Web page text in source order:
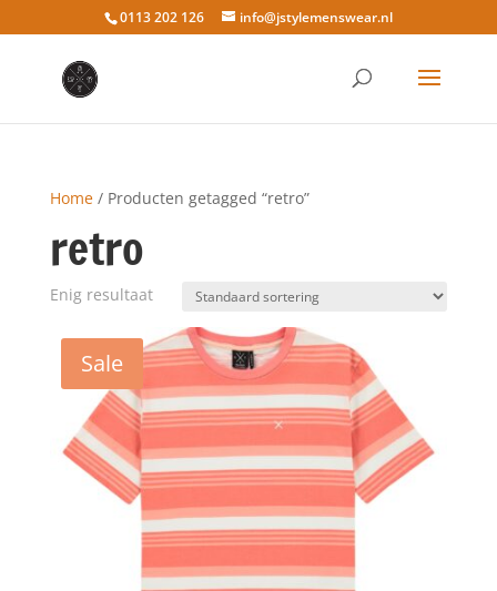
0113 202 126 info@jstylemenswear.nl
Home/ Producten getagged “retro”
retro
Enig resultaat
Sale